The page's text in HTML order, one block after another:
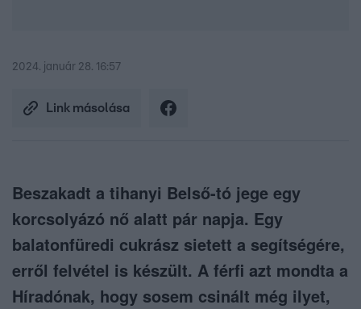
2024. január 28. 16:57
Link másolása
Beszakadt a tihanyi Belső-tó jege egy
korcsolyázó nő alatt pár napja. Egy
balatonfüredi cukrász sietett a segítségére,
erről felvétel is készült. A férfi azt mondta a
Híradónak, hogy sosem csinált még ilyet,